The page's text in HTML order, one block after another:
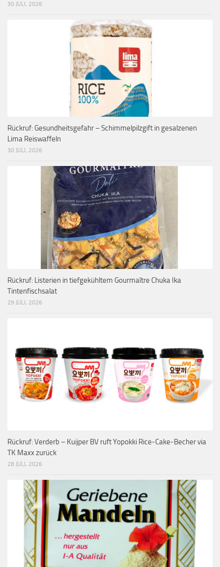
30 JULI, 2026
Rückruf: Gesundheitsgefahr – Schimmelpilzgift in gesalzenen
Lima Reiswaffeln
30 JULI, 2026
Rückruf: Listerien in tiefgekühltem Gourmaître Chuka Ika
Tintenfischsalat
29 JULI, 2026
Rückruf: Verderb – Kuijper BV ruft Yopokki Rice-Cake-Becher via
TK Maxx zurück
28 JULI, 2026